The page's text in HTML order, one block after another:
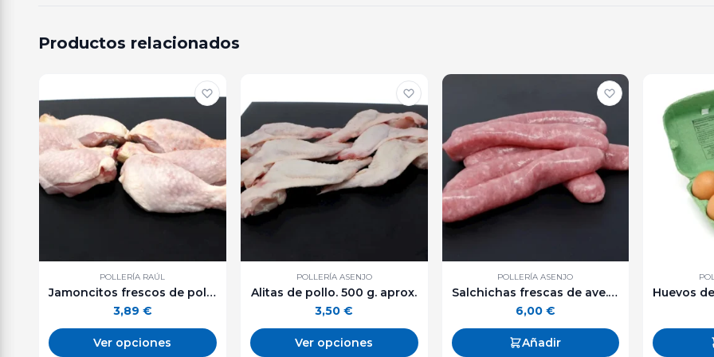
Productos relacionados
POLLERÍA RAÚL
Jamoncitos frescos de pollo. 600 g. aprox.
3,89 €
Ver opciones
POLLERÍA ASENJO
Alitas de pollo. 500 g. aprox.
3,50€
Ver opciones
POLLERÍA ASENJO
Salchichas frescas de ave. 500 g. aprox.
6,00 €
Añadir